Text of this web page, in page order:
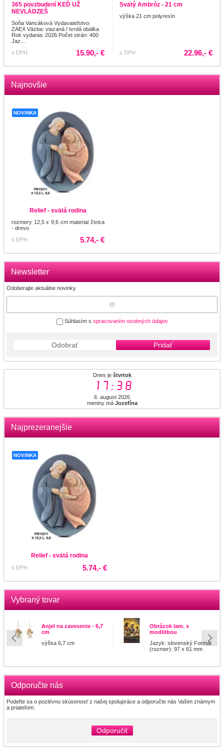
Newsletter
Odoberajte aktuálne novinky
Súhlasím s spracovaním osobných údajov
Odobrať Pridať
Dnes je štvrtok
17:38
6. august 2026
meniny má Jozefína
Najprezeranejšie
NOVINKA
Relief - svätá rodina
s DPH 5.74,- €
Vybraný tovar
Anjel na zavesenie - 6,7
cm
výška 6,7 cm
Obrázok lam. s
modlitbou
Jazyk: slovenský Formát
(rozmer): 97 x 61 mm
Odporučte nás
Podeľte sa o pozitívnu skúsenosť z našej spolupráce a odporučte nás Vašim známym
a priateľom:
Odporučiť
365 povzbudení KEĎ UŽ
NEVLÁDZEŠ
Soňa Vancáková Vydavateľstvo:
ZAEX Väzba: viazaná / tvrdá obálka
Rok vydania: 2026 Počet strán: 400
Jaz...
s DPH
15.90,- €
Svätý Ambróz - 21 cm
výška 21 cm polyresín
s DPH 22.96,- €
Najnovšie
NOVINKA
Relief - svätá rodina
rozmery 12,5 x 9,6 cm material živica
- drevo
s DPH
5.74,- €